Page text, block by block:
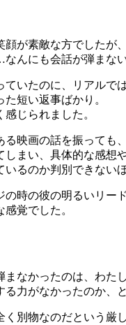
が素敵な方でしたが、
んにも会話が弾まない
いたのに、リアルで
短い返事ばかり。
じられました。
映画の話を振っても、
まい、具体的な感想
るのか判別できない
時の彼の明るいリー
覚でした。
まなかったのは、わた
力がなかったのか、
別物なのだという厳